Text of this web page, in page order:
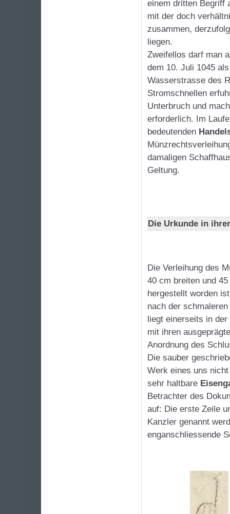
einem dritten Begriff
mit der doch
zusammen,
liegen.
Zweifellos darf man
dem 10. Juli 1045
Wasserstrasse des
Stromschnellen
Unterbruch und
erforderlich. Im
bedeutenden
damaligen
Geltung.
Die Urkunde in
Die Verleihung des
40 cm breiten und
hergestellt worden
nach der
liegt einerseits in
mit ihren
Anordnung des
Die sauber
Werk eines uns
sehr haltbare
Betrachter des
auf: Die erste Zeile
Kanzler genannt
enganschliessende